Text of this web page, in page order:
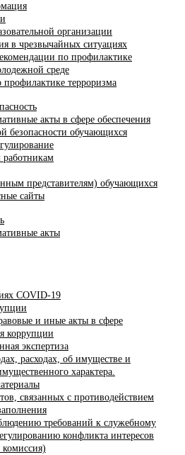
организации
в чрезвычайных ситуациях
по профилактике
среде
терроризма
акты в сфере обеспечения
безопасности обучающихся
работникам
представителям) обучающихся
сайты
акты
COVID-19
и иные акты в сфере
коррупции
экспертиза
расходах, об имуществе и
характера.
связанных с противодействием
требований к служебному
конфликта интересов
комиссия)